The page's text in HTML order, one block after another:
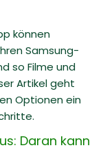
können
Samsung-
so Filme und
Artikel geht
Optionen ein
Daran kann